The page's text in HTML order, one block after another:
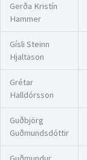
Gerða Kristín
Hammer
Gísli Steinn
Hjaltason
Grétar
Halldórsson
Guðbjörg
Guðmundsdóttir